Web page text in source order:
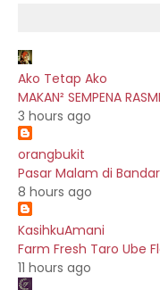
Ako Tetap Ako
MAKAN² SEMPENA
3 hours ago
orangbukit
Pasar Malam di
8 hours ago
KasihkuAmani
Farm Fresh Taro Ube
11 hours ago